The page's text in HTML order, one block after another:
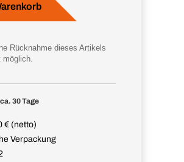
Rücknahme dieses Artikels
möglich.
30 Tage
€ (netto)
Verpackung